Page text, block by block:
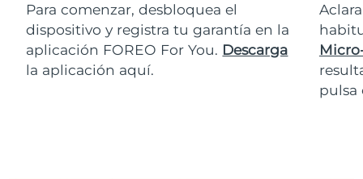
Para comenzar, desbloquea el
dispositivo y registra tu garantía en la
aplicación FOREO For You. Descarga
la aplicación aquí.
pulsa